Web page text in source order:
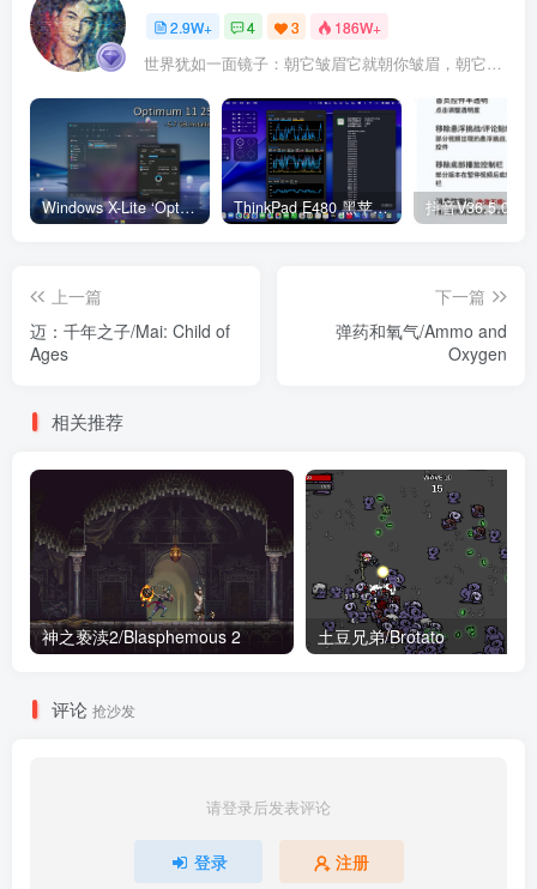
2.9W+ 4 3 186W+
世界犹如一面镜子：朝它皱眉它就朝你皱眉，朝它微笑它也吵你微笑
Windows X-Lite ‘Optimum 11’ 25H2 Pro v2 ThinkPad E480 黑苹果完美Tahoe的EFI分享（2026.03.01更新） 抖音V36.5.0 内
上一篇
迈：千年之子/Mai: Child of
Ages
下一篇
弹药和氧气/Ammo and
Oxygen
相关推荐
神之亵渎2/Blasphemous 2 土豆兄弟/Brotato
评论 抢沙发
请登录后发表评论
登录 注册